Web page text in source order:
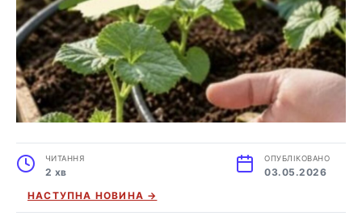
ЧИТАННЯ
2 хв
ОПУБЛІКОВАНО
03.05.2026
НАСТУПНА НОВИНА →